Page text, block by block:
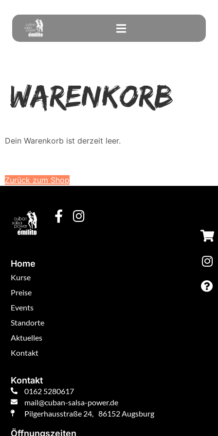
Warenkorb
Dein Warenkorb ist derzeit leer.
Zurück zum Shop
Home
Kurse
Preise
Events
Standorte
Aktuelles
Kontakt
Kontakt
0162 5280617
mail@cuban-salsa-power.de
Pilgerhausstraße 24, 86152 Augsburg
Öffnungszeiten